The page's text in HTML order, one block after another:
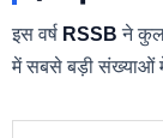
इस वर्ष RSSB ने कुल
में सबसे बड़ी संख्याओं